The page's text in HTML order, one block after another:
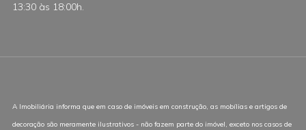
13:30 às 18:00h.
A Imobiliária informa que em caso de imóveis em construção, as mobílias e artigos de
decoração são meramente ilustrativos - não fazem parte do imóvel, exceto nos casos de